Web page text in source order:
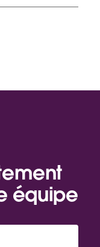
équipe